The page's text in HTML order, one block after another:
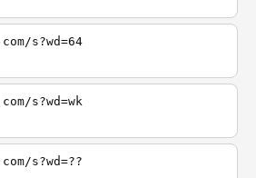
s?wd=64
s?wd=wk
s?wd=??